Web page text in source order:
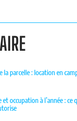
la parcelle : location en
occupation à l’année : ce